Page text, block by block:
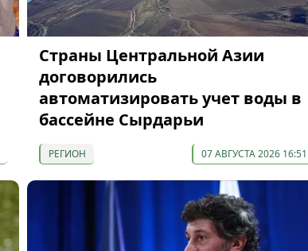
Страны Центральной Азии
договорились
автоматизировать учет воды в
бассейне Сырдарьи
РЕГИОН 07 АВГУСТА 2026 16:51